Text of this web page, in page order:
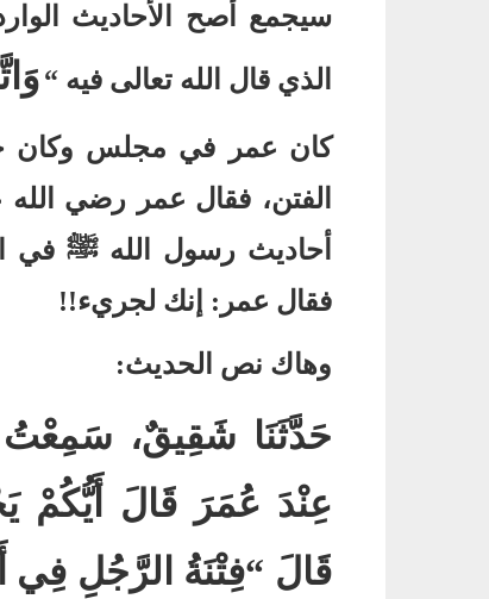
سيجمع أصح الأحاديث
الذي قال الله تعالى فيه “
كان عمر في مجلس وكان
الفتن، فقال عمر رضي
أحاديث رسول اللهﷺ في
فقال عمر : إنك لجريء!!
وهاك نص الحديث:
حَدَّثَنَا شَقِيقٌ، سَمِعْتُ
عِنْدَ عُمَرَ قَالَ أَيُّكُمْ
قَالَ ‏ “فِتْنَةُ الرَّجُلِ فِي